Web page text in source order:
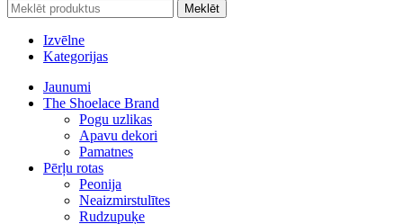
Meklēt
Izvēlne
Kategorijas
Jaunumi
The Shoelace Brand
Pogu uzlikas
Apavu dekori
Pamatnes
Pērļu rotas
Peonija
Neaizmirstulītes
Rudzupuķe